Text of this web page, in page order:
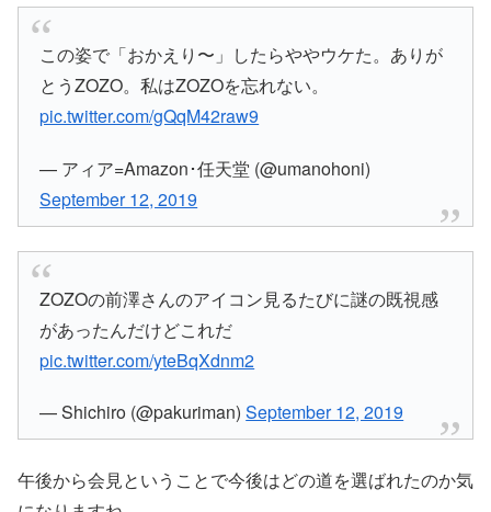
この姿で「おかえり〜」したらややウケた。ありが
とうZOZO。私はZOZOを忘れない。
pic.twitter.com/gQqM42raw9
— アィア=Amazon･任天堂 (@umanohoni)
September 12, 2019
ZOZOの前澤さんのアイコン見るたびに謎の既視感
があったんだけどこれだ
pic.twitter.com/yteBqXdnm2
— Shichiro (@pakuriman)September 12, 2019
午後から会見ということで今後はどの道を選ばれたのか気